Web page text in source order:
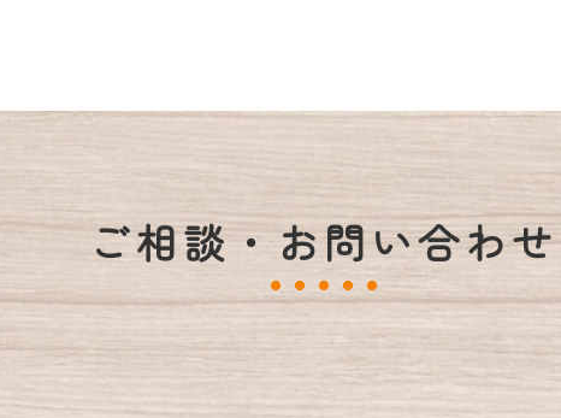
ご相談・お問い合わせ